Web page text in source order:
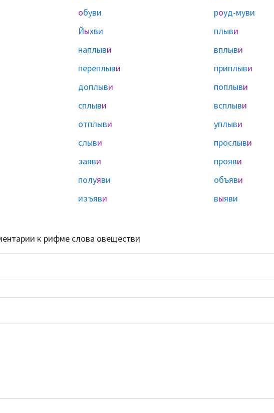
обуви роуд-муви
Йыхви плыви
наплыви вплыви
переплыви приплыви
доплыви поплыви
сплыви всплыви
отплыви уплыви
слыви прослыви
заяви прояви
полуяви объяви
изъяви выяви
к рифме слова овеществи